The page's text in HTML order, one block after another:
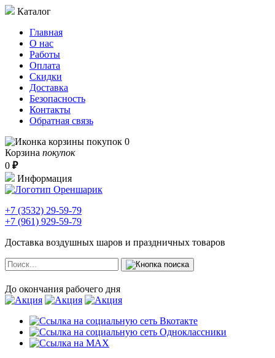
Каталог
Главная
О нас
Работы
Оплата
Скидки
Доставка
Безопасность
Контакты
Обратная связь
0
Корзина покупок
0 ₽
Информация
+7 (3532) 29-59-79
+7 (961) 929-59-79
Доставка воздушных шаров и праздничных товаров
До окончания рабочего дня